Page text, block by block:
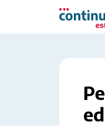
Saltar al contenido principal